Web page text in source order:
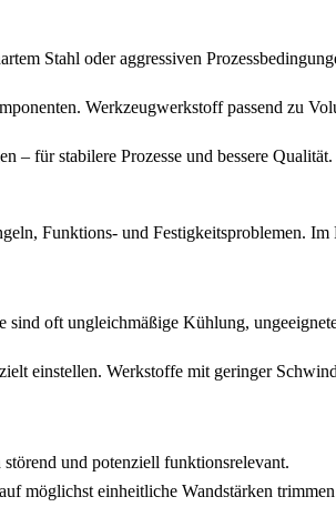
Stahl oder aggressiven
Werkzeugwerkstoff passend zu
– für stabilere Prozesse und bessere Qualität.
Funktions- und Festigkeitsproblemen.
oft ungleichmäßige Kühlung,
einstellen. Werkstoffe mit geringer
und potenziell funktionsrelevant.
möglichst einheitliche Wandstärken